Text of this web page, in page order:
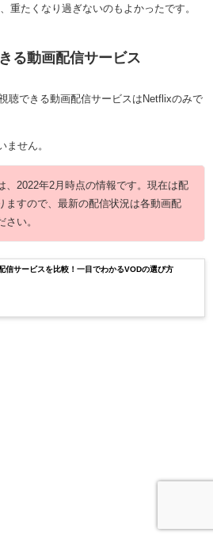
重たくなり過ぎないのもよかったです。
る動画配信サービス
聴できる動画配信サービスはNetflixのみで
ません。
、2022年2月時点の情報です。現在は配
ますので、最新の配信状況は各動画配
い。
信サービスを比較！一目でわかるVODの選び方